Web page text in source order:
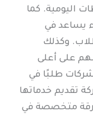
اليومية. كما
يساعد في
وكذلك
على أعلى
طلبًا في
تقديم خدماتها
متخصصة في